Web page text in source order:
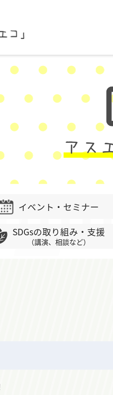
イベント・セミナー
SDGsの取り組み・支援
（講演、相談など）